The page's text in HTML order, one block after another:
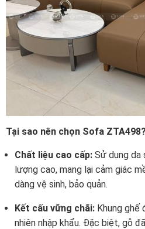
Tại sao nên chọn Sofa ZTA498?
Chất liệu cao cấp: Sử dụng da
lượng cao, mang lại cảm giác
dàng vệ sinh, bảo quản.
Kết cấu vững chãi: Khung
nhiên nhập khẩu. Đặc biệt, gỗ